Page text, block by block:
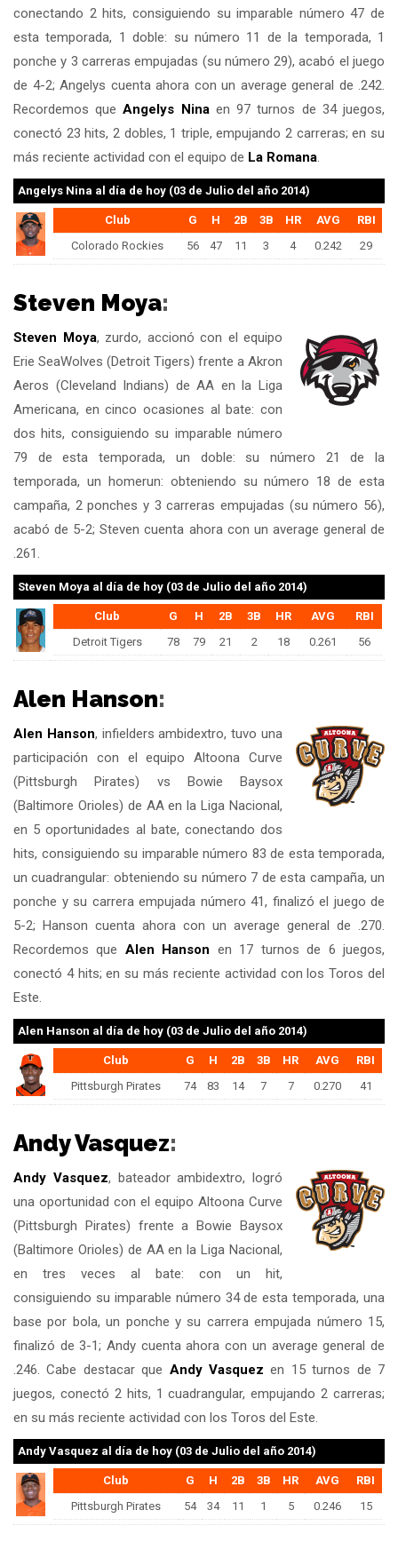
conectando 2 hits, consiguiendo su imparable número 47 de
esta temporada, 1 doble: su número 11 de la temporada, 1
ponche y 3 carreras empujadas (su número 29), acabó el juego
de 4-2; Angelys cuenta ahora con un average general de .242.
Recordemos queAngelys Ninaen 97 turnos de 34 juegos,
conectó 23 hits, 2 dobles, 1 triple, empujando 2 carreras; en su
más reciente actividad con el equipo de La Romana.
Angelys Nina al día de hoy (03 de Julio del año 2014)
Club G H 2B 3B HR AVG
RBI
Colorado Rockies
56 47 11 3 4 0.242 29
Steven Moya:
Steven Moya, zurdo, accionó con el equipo
Erie SeaWolves (Detroit Tigers) frente a Akron
Aeros (Cleveland Indians) de AA en la Liga
Americana, en cinco ocasiones al bate: con
dos hits, consiguiendo su imparable número
79 de esta temporada, un doble: su número 21 de la
temporada, un homerun: obteniendo su número 18 de esta
campaña, 2 ponches y 3 carreras empujadas (su número 56),
acabó de 5-2; Steven cuenta ahora con un average general de
.261.
Steven Moya al día de hoy (03 de Julio del año 2014)
Club G H 2B 3B HR AVG
RBI
Detroit Tigers
78 79 21 2 18 0.261 56
Alen Hanson:
Alen Hanson, infielders ambidextro, tuvo una
participación con el equipo Altoona Curve
(Pittsburgh Pirates) vs Bowie Baysox
(Baltimore Orioles) de AA en la Liga Nacional,
en 5 oportunidades al bate, conectando dos
hits, consiguiendo su imparable número 83 de esta temporada,
un cuadrangular: obteniendo su número 7 de esta campaña, un
ponche y su carrera empujada número 41, finalizó el juego de
5-2; Hanson cuenta ahora con un average general de .270.
Recordemos que Alen Hanson en 17 turnos de 6 juegos,
conectó 4 hits; en su más reciente actividad con los Toros del
Este.
Alen Hanson al día de hoy (03 de Julio del año 2014)
Club G H 2B 3B HR AVG
RBI
Pittsburgh Pirates
74 83 14 7 7 0.270 41
Andy Vasquez:
Andy Vasquez, bateador ambidextro, logró
una oportunidad con el equipo Altoona Curve
(Pittsburgh Pirates) frente a Bowie Baysox
(Baltimore Orioles) de AA en la Liga Nacional,
en tres veces al bate: con un hit,
consiguiendo su imparable número 34 de esta temporada, una
base por bola, un ponche y su carrera empujada número 15,
finalizó de 3-1; Andy cuenta ahora con un average general de
.246. Cabe destacar que Andy Vasquez en 15 turnos de 7
juegos, conectó 2 hits, 1 cuadrangular, empujando 2 carreras;
en su más reciente actividad con los Toros del Este.
Andy Vasquez al día de hoy (03 de Julio del año 2014)
Club G H 2B 3B HR AVG
RBI
Pittsburgh Pirates
54 34 11 1 5 0.246 15